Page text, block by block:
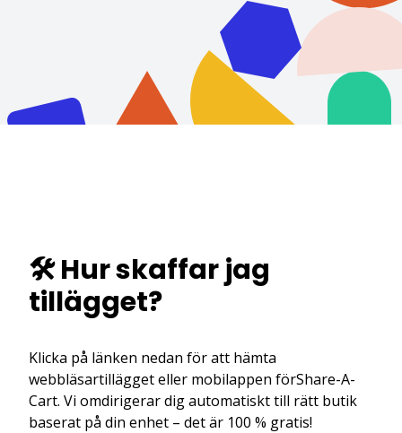
🛠️ Hur skaffar jag
tillägget?
Klicka på länken nedan för att hämta
webbläsartillägget eller mobilappen förShare-A-
Cart. Vi omdirigerar dig automatiskt till rätt butik
baserat på din enhet – det är 100 % gratis!